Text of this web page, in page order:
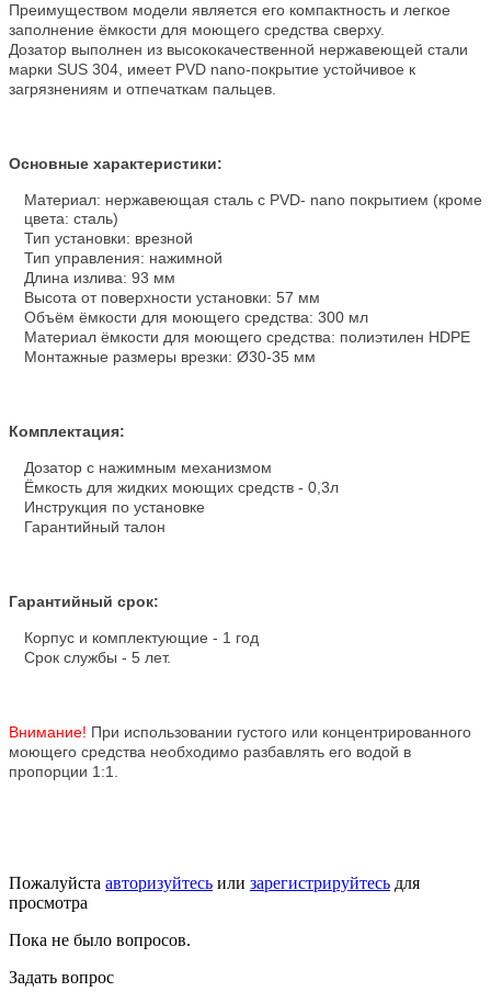
Преимуществом модели является его компактность и легкое
заполнение ёмкости для моющего средства сверху.
Дозатор выполнен из высококачественной нержавеющей стали
марки SUS 304, имеет PVD nano-покрытие устойчивое к
загрязнениям и отпечаткам пальцев.
Основные характеристики:
Материал: нержавеющая сталь c PVD- nano покрытием (кроме
цвета: сталь)
Тип установки: врезной
Тип управления: нажимной
Длина излива: 93 мм
Высота от поверхности установки: 57 мм
Объём ёмкости для моющего средства: 300 мл
Материал ёмкости для моющего средства: полиэтилен HDPE
Монтажные размеры врезки: Ø30-35 мм
Комплектация:
Дозатор с нажимным механизмом
Ёмкость для жидких моющих средств - 0,3л
Инструкция по установке
Гарантийный талон
Гарантийный срок:
Корпус и комплектующие - 1 год
Срок службы - 5 лет.
Внимание! При использовании густого или концентрированного
моющего средства необходимо разбавлять его водой в
пропорции 1:1.
Пожалуйста авторизуйтесь или зарегистрируйтесь для
просмотра
Пока не было вопросов.
Задать вопрос